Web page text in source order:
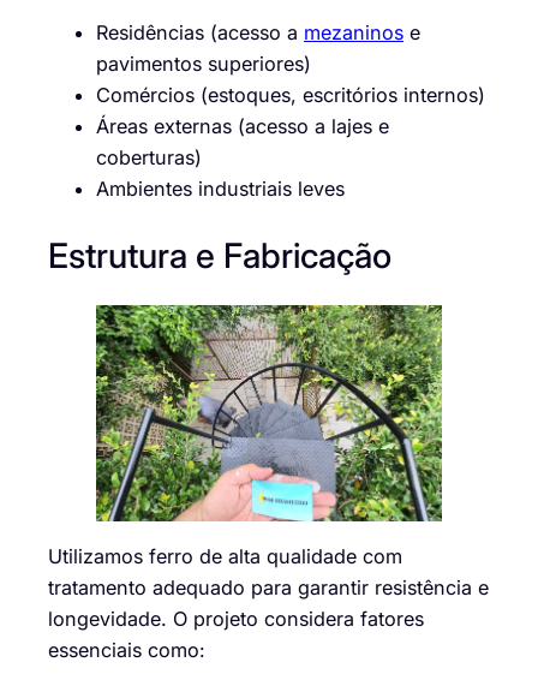
Residências (acesso a mezaninos e
pavimentos superiores)
Comércios (estoques, escritórios internos)
Áreas externas (acesso a lajes e
coberturas)
Ambientes industriais leves
Estrutura e Fabricação
Utilizamos ferro de alta qualidade com
tratamento adequado para garantir resistência e
longevidade. O projeto considera fatores
essenciais como: